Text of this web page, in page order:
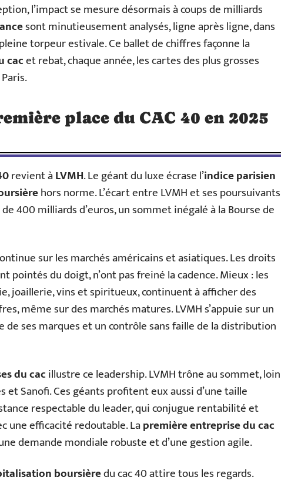
l’impact se mesure désormais à coups de milliards
sont minutieusement analysés, ligne après ligne, dans
torpeur estivale. Ce ballet de chiffres façonne la
cacet rebat, chaque année, les cartes des plus grosses
place du CAC 40 en 2025
revient àLVMH. Le géant du luxe écrase l’indice parisien
hors norme. L’écart entre LVMH et ses poursuivants
400 milliards d’euros, un sommet inégalé à la Bourse de
sur les marchés américains et asiatiques. Les droits
pointés du doigt, n’ont pas freiné la cadence. Mieux : les
joaillerie, vins et spiritueux, continuent à afficher des
même sur des marchés matures. LVMH s’appuie sur un
ses marques et un contrôle sans faille de la distribution
du cacillustre ce leadership. LVMH trône au sommet, loin
et Sanofi. Ces géants profitent eux aussi d’une taille
respectable du leader, qui conjugue rentabilité et
une efficacité redoutable. Lapremière entreprise du cac
demande mondiale robuste et d’une gestion agile.
boursièredu cac 40 attire tous les regards.